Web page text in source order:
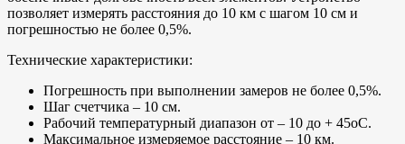
позволяет измерять расстояния до 10 км с шагом 10 см и
погрешностью не более 0,5%.
Технические характеристики:
Погрешность при выполнении замеров не более 0,5%.
Шаг счетчика – 10 см.
Рабочий температурный диапазон от – 10 до + 45оС.
Максимальное измеряемое расстояние – 10 км.